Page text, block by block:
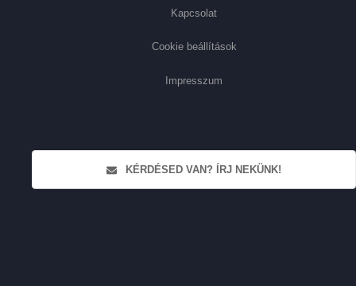
Kapcsolat
Cookie beállítások
Impresszum
KÉRDÉSED VAN? ÍRJ NEKÜNK!